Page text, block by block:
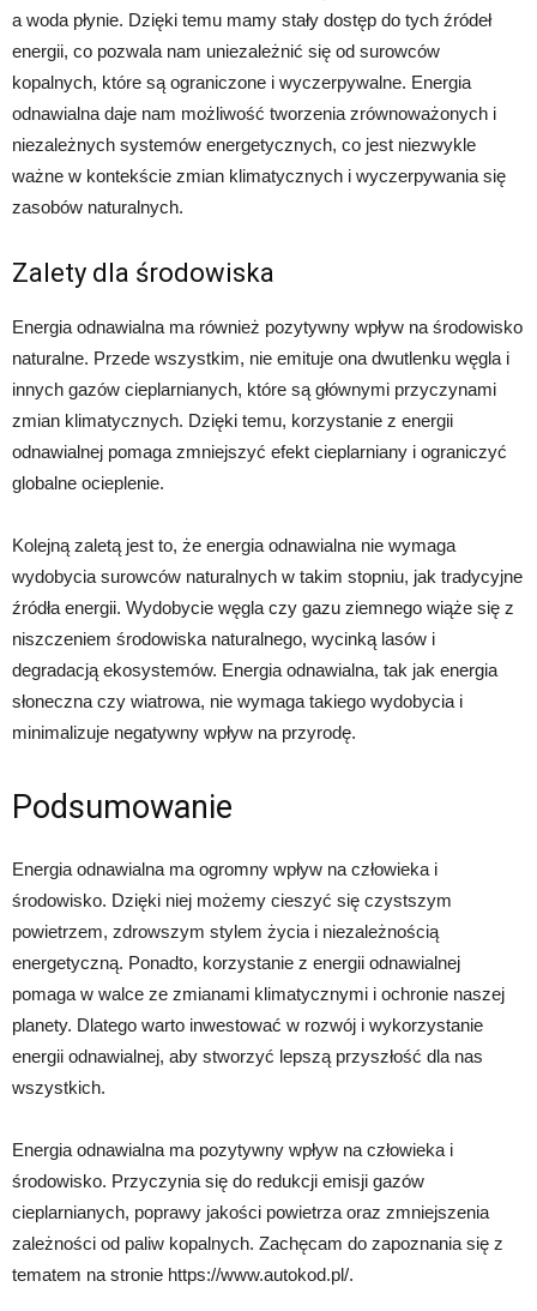
a woda płynie. Dzięki temu mamy stały dostęp do tych źródeł
energii, co pozwala nam uniezależnić się od surowców
kopalnych, które są ograniczone i wyczerpywalne. Energia
odnawialna daje nam możliwość tworzenia zrównoważonych i
niezależnych systemów energetycznych, co jest niezwykle
ważne w kontekście zmian klimatycznych i wyczerpywania się
zasobów naturalnych.
Zalety dla środowiska
Energia odnawialna ma również pozytywny wpływ na środowisko
naturalne. Przede wszystkim, nie emituje ona dwutlenku węgla i
innych gazów cieplarnianych, które są głównymi przyczynami
zmian klimatycznych. Dzięki temu, korzystanie z energii
odnawialnej pomaga zmniejszyć efekt cieplarniany i ograniczyć
globalne ocieplenie.
Kolejną zaletą jest to, że energia odnawialna nie wymaga
wydobycia surowców naturalnych w takim stopniu, jak tradycyjne
źródła energii. Wydobycie węgla czy gazu ziemnego wiąże się z
niszczeniem środowiska naturalnego, wycinką lasów i
degradacją ekosystemów. Energia odnawialna, tak jak energia
słoneczna czy wiatrowa, nie wymaga takiego wydobycia i
minimalizuje negatywny wpływ na przyrodę.
Podsumowanie
Energia odnawialna ma ogromny wpływ na człowieka i
środowisko. Dzięki niej możemy cieszyć się czystszym
powietrzem, zdrowszym stylem życia i niezależnością
energetyczną. Ponadto, korzystanie z energii odnawialnej
pomaga w walce ze zmianami klimatycznymi i ochronie naszej
planety. Dlatego warto inwestować w rozwój i wykorzystanie
energii odnawialnej, aby stworzyć lepszą przyszłość dla nas
wszystkich.
Energia odnawialna ma pozytywny wpływ na człowieka i
środowisko. Przyczynia się do redukcji emisji gazów
cieplarnianych, poprawy jakości powietrza oraz zmniejszenia
zależności od paliw kopalnych. Zachęcam do zapoznania się z
tematem na stronie https://www.autokod.pl/.